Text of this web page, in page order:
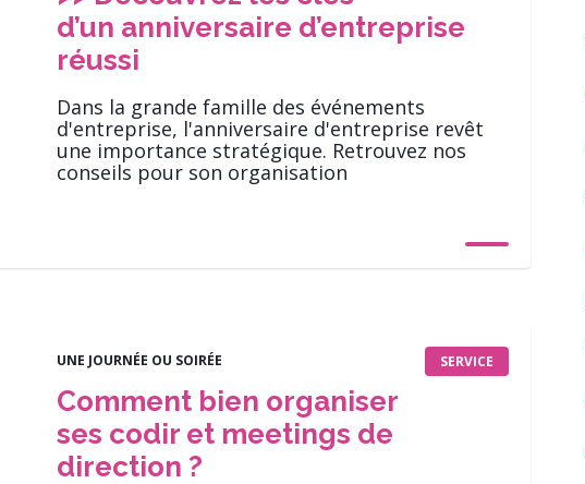
d’un anniversaire d’entreprise
réussi
Dans la grande famille des événements
d'entreprise, l'anniversaire d'entreprise revêt
une importance stratégique. Retrouvez nos
conseils pour son organisation
SERVICE
UNE JOURNÉE OU SOIRÉE
Comment bien organiser
ses codir et meetings de
direction ?